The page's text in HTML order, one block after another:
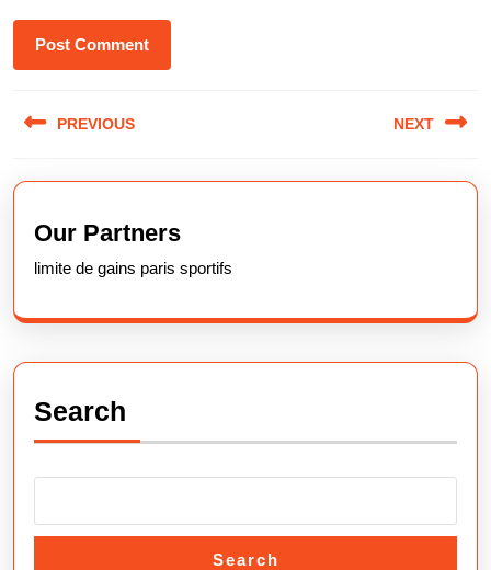
navigation
PREVIOUS NEXT
Our Partners
limite de gains paris sportifs
Search
Search